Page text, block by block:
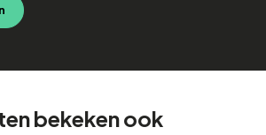
bekeken ook